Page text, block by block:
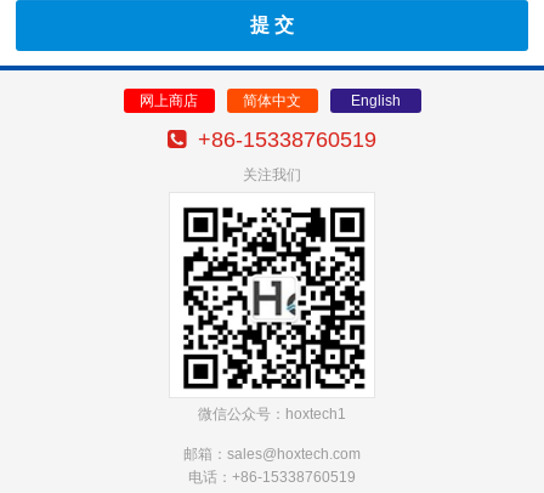
网上商店 简体中文 English
+86-15338760519
关注我们
微信公众号：hoxtech1
邮箱：sales@hoxtech.com
电话：+86-15338760519